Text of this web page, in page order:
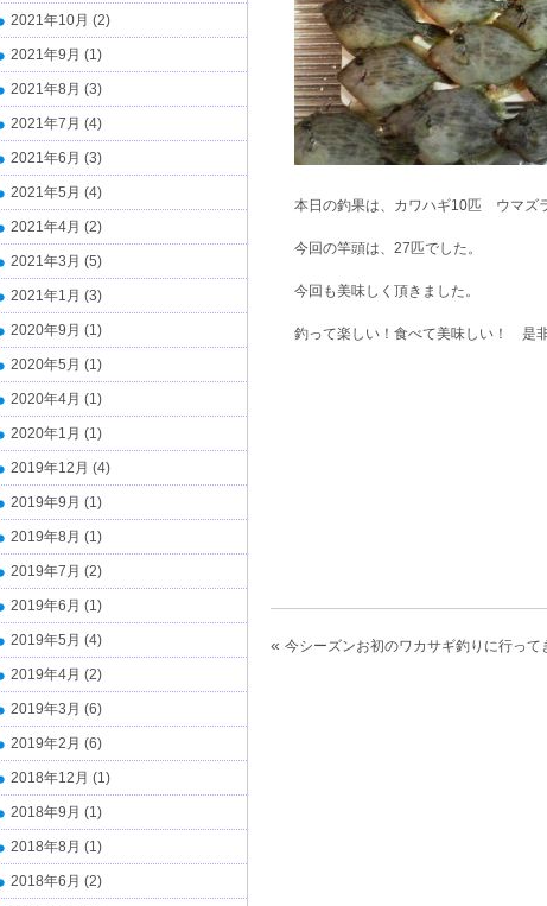
本日の釣果は、カワハギ10匹 ウマズ
今回の竿頭は、27匹でした。
今回も美味しく頂きました。
釣って楽しい！食べて美味しい！ 是
つりバ
« 今シーズンお初のワカサギ釣りに行って
2021年10月 (2)
2021年9月 (1)
2021年8月 (3)
2021年7月 (4)
2021年6月 (3)
2021年5月 (4)
2021年4月 (2)
2021年3月 (5)
2021年1月 (3)
2020年9月 (1)
2020年5月 (1)
2020年4月 (1)
2020年1月 (1)
2019年12月 (4)
2019年9月 (1)
2019年8月 (1)
2019年7月 (2)
2019年6月 (1)
2019年5月 (4)
2019年4月 (2)
2019年3月 (6)
2019年2月 (6)
2018年12月 (1)
2018年9月 (1)
2018年8月 (1)
2018年6月 (2)